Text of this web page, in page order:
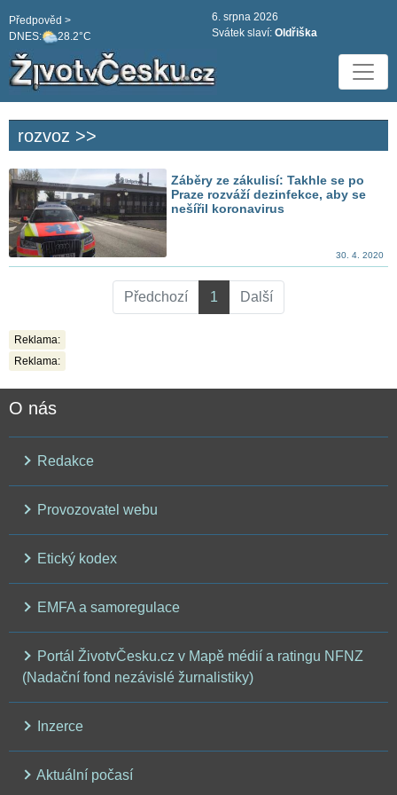
DNES: 28.2°C
Předpověd >
6. srpna 2026
Svátek slaví: Oldřiška
rozvoz >>
Záběry ze zákulisí: Takhle se po
Praze rozváží dezinfekce, aby se
nešířil koronavirus
30. 4. 2020
Předchozí 1 Další
Reklama:
Reklama:
O nás
Redakce
Provozovatel webu
Etický kodex
EMFA a samoregulace
Portál ŽivotvČesku.cz v Mapě médií a ratingu NFNZ
(Nadační fond nezávislé žurnalistiky)
Inzerce
Aktuální počasí